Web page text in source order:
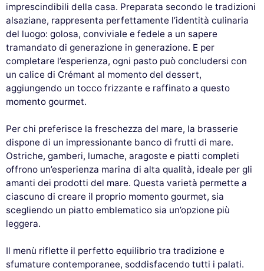
imprescindibili della casa. Preparata secondo le tradizioni
alsaziane, rappresenta perfettamente l’identità culinaria
del luogo: golosa, conviviale e fedele a un sapere
tramandato di generazione in generazione. E per
completare l’esperienza, ogni pasto può concludersi con
un calice di Crémant al momento del dessert,
aggiungendo un tocco frizzante e raffinato a questo
momento gourmet.
Per chi preferisce la freschezza del mare, la brasserie
dispone di un impressionante banco di frutti di mare.
Ostriche, gamberi, lumache, aragoste e piatti completi
offrono un’esperienza marina di alta qualità, ideale per gli
amanti dei prodotti del mare. Questa varietà permette a
ciascuno di creare il proprio momento gourmet, sia
scegliendo un piatto emblematico sia un’opzione più
leggera.
Il menù riflette il perfetto equilibrio tra tradizione e
sfumature contemporanee, soddisfacendo tutti i palati.